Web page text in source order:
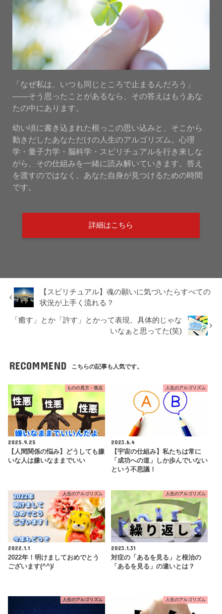
「なぜ私は、いつも同じところで止まるんだろう」
——そう思ったことがあるなら、その答えはもうあな
たの中にあります。
幼い頃に書き込まれた根っこの思い込みと、そこから
動きだしたあなただけの人生のアルゴリズム。心理
学・量子力学・脳科学・スピリチュアルを行き来しな
がら、その仕組みを一緒に読み解いていきます。答え
を渡すのではなく、あなた自身が見つけるための時間
です。
詳細はこちら
【スピリチュアル】魂の願いに気づいたらすべての
状況が上手く流れる？
「癒す」とか「許す」とかって表現、具体的じゃな
いなぁと思ってた(笑)
RECOMMEND こちらの記事も人気です。
ものの見方・視点
2025.9.25
【人間関係の悩み】どうしても嫌
いな人は嫌いなままでいい
人生のアルゴリズム
2023.6.4
【宇宙の仕組み】私たちは常に
「成功への道」しか歩んでいない
という不思議！
人生のアルゴリズム
2022.1.1
2022年！明けましておめでとう
ございます(^^)/
人生のアルゴリズム
2023.1.31
対症の「あるを見る」と根治の
「あるを見る」の違いとは？
人生のアルゴリズム 人生のアルゴリズム